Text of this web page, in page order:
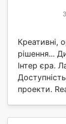
Креативні,
рішення...
Інтер єра.
проекти.